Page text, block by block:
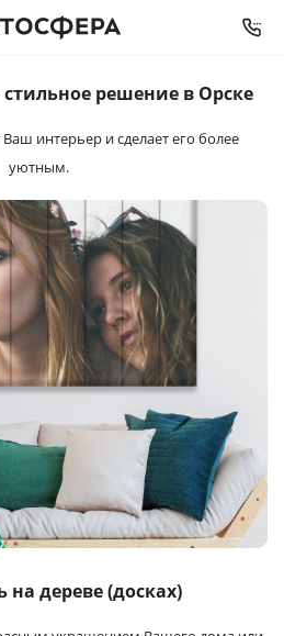
стильное решение в Орске
интерьер и сделает его более
уютным.
на дереве (досках)